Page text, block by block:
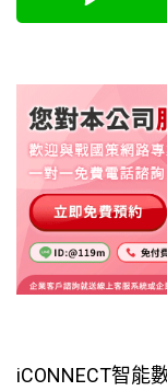
iCONNECT智能